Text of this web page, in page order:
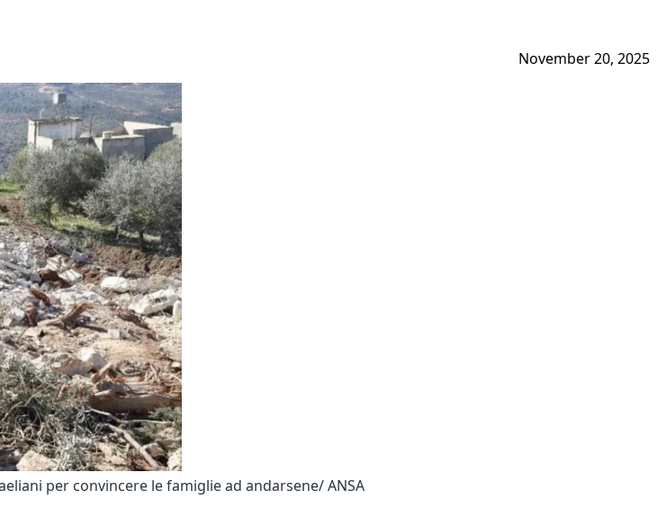
November 20, 2025
per convincere le famiglie ad andarsene/ ANSA